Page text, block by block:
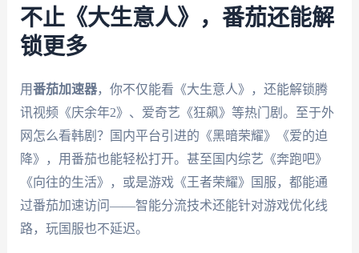
不止《大生意人》，番茄还能解
锁更多
用番茄加速器，你不仅能看《大生意人》，还能解锁腾
讯视频《庆余年2》、爱奇艺《狂飙》等热门剧。至于外
网怎么看韩剧？国内平台引进的《黑暗荣耀》《爱的迫
降》，用番茄也能轻松打开。甚至国内综艺《奔跑吧》
《向往的生活》，或是游戏《王者荣耀》国服，都能通
过番茄加速访问——智能分流技术还能针对游戏优化线
路，玩国服也不延迟。